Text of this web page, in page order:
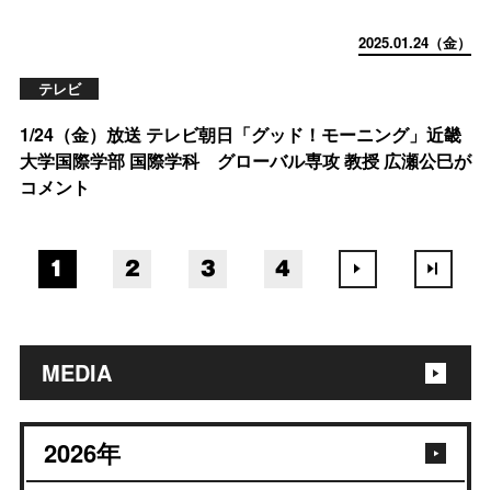
MEDIA
2026年
2025.01.24（金）
テレビ
1/24（金）放送 テレビ朝日「グッド！モーニング」近畿
大学国際学部 国際学科 グローバル専攻 教授 広瀬公巳が
コメント
1 2 3 4